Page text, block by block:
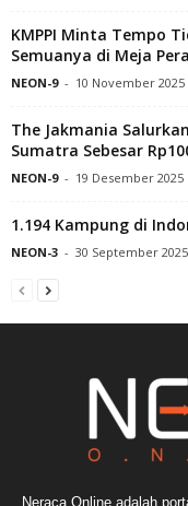
KMPPI Minta Tempo
Semuanya di Meja
NEON-9 - 10 November 2025
The Jakmania
Sumatra Sebesar
NEON-9 - 19 Desember 2025
1.194 Kampung di
NEON-3 - 30 September 2025
Neraca Online adalah